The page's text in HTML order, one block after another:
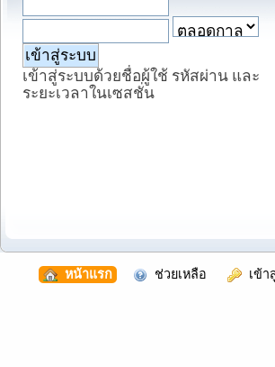
เข้าสู่ระบบด้วยชื่อผู้ใช้ รหัสผ่าน และ
ระยะเวลาในเซสชั่น
หน้าแรก ช่วยเหลือ เข้า